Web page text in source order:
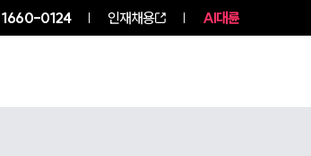
1660-0124 인재채용 AI대륜